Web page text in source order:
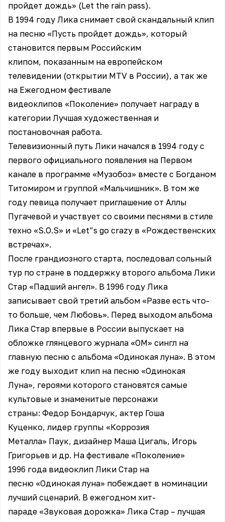
пройдет дождь» (Let the rain pass).
В 1994 году Лика снимает свой скандальный клип
на песню «Пусть пройдет дождь», который
становится первым Российским
клипом, показанным на европейском
телевидении (открытии МTV в России), а так же
на Ежегодном фестивале
видеоклипов «Поколение» получает награду в
категории Лучшая художественная и
постановочная работа.
Телевизионный путь Лики начался в 1994 году с
первого официального появления на Первом
канале в программе «Музобоз» вместе с Богданом
Титомиром и группой «Мальчишник». В том же
году певица получает приглашение от Аллы
Пугачевой и участвует со своими песнями в стиле
техно «S.O.S» и «Let”s go crazy в «Рождественских
встречах».
После грандиозного старта, последовал сольный
тур по стране в поддержку второго альбома Лики
Стар «Падший ангел». В 1996 году Лика
записывает свой третий альбом «Разве есть что-
то больше, чем Любовь». Перед выходом альбома
Лика Стар впервые в России выпускает на
обложке глянцевого журнала «ОМ» сингл на
главную песню с альбома «Одинокая луна». В этом
же году выходит клип на песню «Одинокая
Луна», героями которого становятся самые
культовые и знаменитые персонажи
страны: Федор Бондарчук, актер Гоша
Куценко, лидер группы «Коррозия
Металла» Паук, дизайнер Маша Цигаль, Игорь
Григорьев и др. На фестивале «Поколение»
1996 года видеоклип Лики Стар на
песню «Одинокая луна» побеждает в номинации
лучший сценарий. В ежегодном хит-
параде «Звуковая дорожка» Лика Стар – лучшая